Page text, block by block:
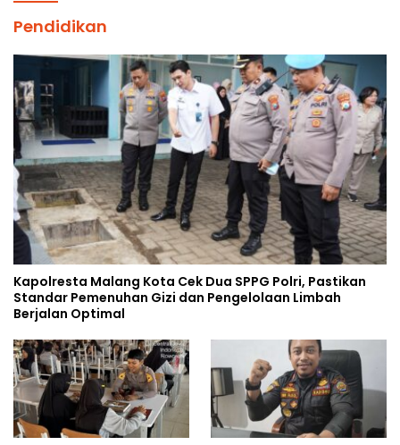
Pendidikan
Kapolresta Malang Kota Cek Dua SPPG Polri, Pastikan
Standar Pemenuhan Gizi dan Pengelolaan Limbah
Berjalan Optimal